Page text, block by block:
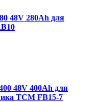
48V 280Ah для
48V 400Ah для
TCM FB15-7